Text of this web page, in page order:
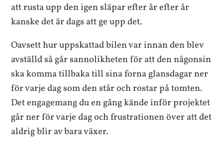
att rusta upp den igen släpar efter år efter år
kanske det är dags att ge upp det.
Oavsett hur uppskattad bilen var innan den blev
avställd så går sannolikheten för att den någonsin
ska komma tillbaka till sina forna glansdagar ner
för varje dag som den står och rostar på tomten.
Det engagemang du en gång kände inför projektet
går ner för varje dag och frustrationen över att det
aldrig blir av bara växer.